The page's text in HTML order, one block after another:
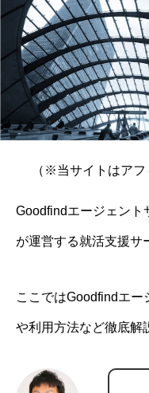
（※当サイトはアフ
Goodfindエージェント
が運営する就活支援サ
ここではGoodfindエ
や利用方法など徹底解